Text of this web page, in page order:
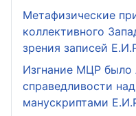
Метафизические
коллективного
зрения записей
Изгнание МЦР было
справедливости
манускриптами